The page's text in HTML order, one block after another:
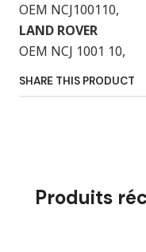
OEM NCJ100110,
LAND ROVER
OEM NCJ 1001 10,
SHARE THIS PRODUCT
Produits